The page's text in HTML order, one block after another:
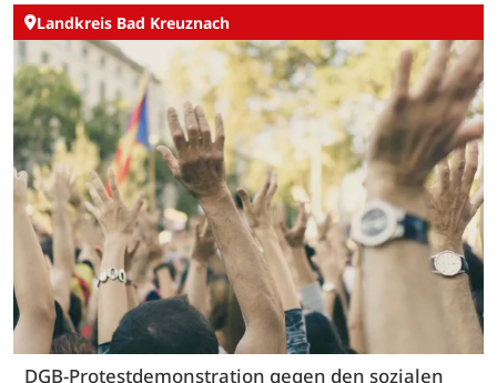
Landkreis Bad Kreuznach
DGB-Protestdemonstration gegen den sozialen